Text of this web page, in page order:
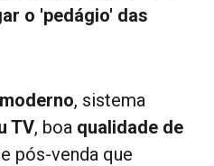
o 'pedágio' das
, sistema
TV, boa qualidade de
pós-venda que